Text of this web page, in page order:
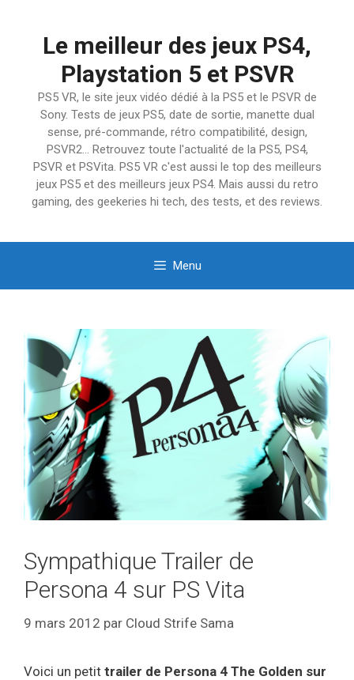
Le meilleur des jeux PS4,
Playstation 5 et PSVR
PS5 VR, le site jeux vidéo dédié à la PS5 et le PSVR de
Sony. Tests de jeux PS5, date de sortie, manette dual
sense, pré-commande, rétro compatibilité, design,
PSVR2… Retrouvez toute l'actualité de la PS5, PS4,
PSVR et PSVita. PS5 VR c'est aussi le top des meilleurs
jeux PS5 et des meilleurs jeux PS4. Mais aussi du retro
gaming, des geekeries hi tech, des tests, et des reviews.
Menu
Sympathique Trailer de
Persona 4 sur PS Vita
9 mars 2012 par Cloud Strife Sama
Voici un petit trailer de Persona 4 The Golden sur